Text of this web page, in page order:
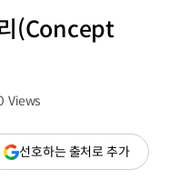
리(Concept
Views
선호하는 출처로 추가(새
창